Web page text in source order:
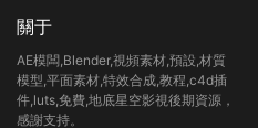
關于
AE模闆,Blender,視頻素材,預設,材質
模型,平面素材,特效合成,教程,c4d插
件,luts,免費,地底星空影視後期資源，
感謝支持。